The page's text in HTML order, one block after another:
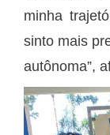
minha
sinto mais
autônoma”,